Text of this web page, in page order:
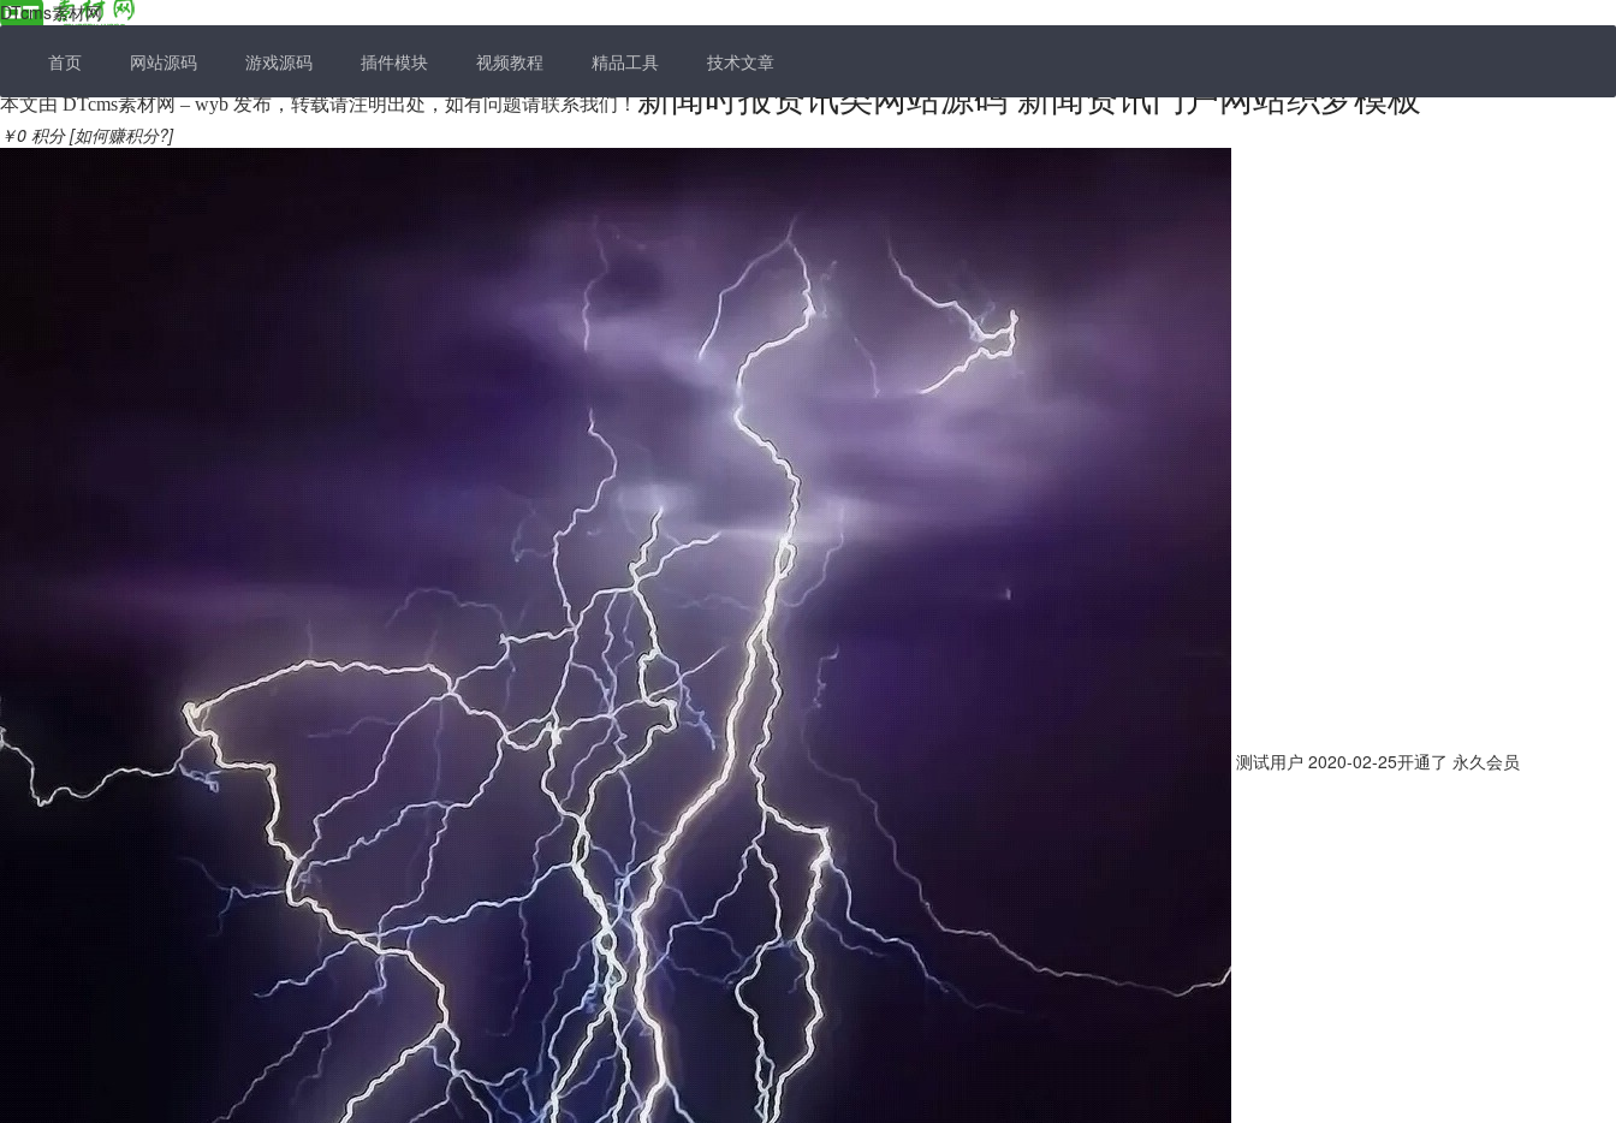
DTcms素材网
首页 网站源码 游戏源码 插件模块 视频教程 精品工具 技术文章
本文由 DTcms素材网 – wyb 发布，转载请注明出处，如有问题请联系我们！新闻时报资讯类网站源码 新闻资讯门户网站织梦模板
￥0 积分 [如何赚积分?]
测试用户 2020-02-25开通了 永久会员